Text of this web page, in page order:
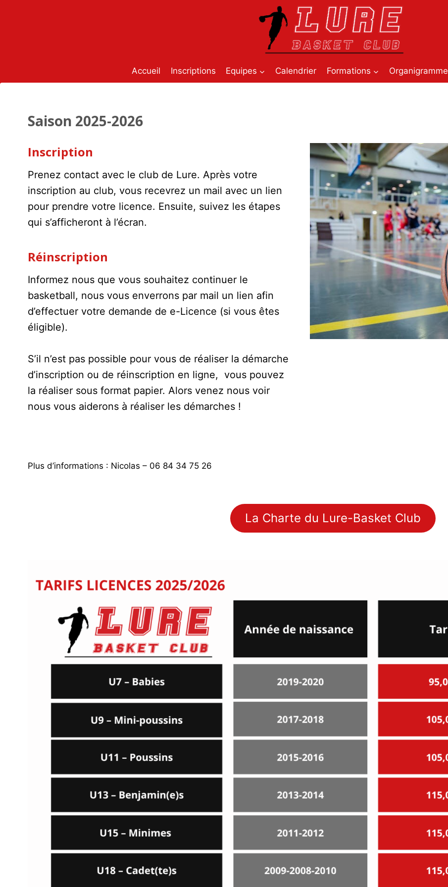
Accueil Inscriptions Equipes Calendrier Formations Organigramme
Saison 2025-2026
Inscription
Prenez contact avec le club de Lure. Après votre
inscription au club, vous recevrez un mail avec un lien
pour prendre votre licence. Ensuite, suivez les étapes
qui s’afficheront à l’écran.
Réinscription
Informez nous que vous souhaitez continuer le
basketball, nous vous enverrons par mail un lien afin
d’effectuer votre demande de e-Licence (si vous êtes
éligible).
S’il n’est pas possible pour vous de réaliser la démarche
d’inscription ou de réinscription en ligne, vous pouvez
la réaliser sous format papier. Alors venez nous voir
nous vous aiderons à réaliser les démarches !
Plus d’informations : Nicolas – 06 84 34 75 26
La Charte du Lure-Basket Club